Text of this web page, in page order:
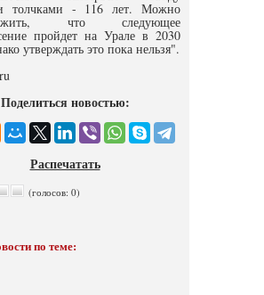
толчками - 116 лет. Можно
что следующее
пройдет на Урале в 2030
утверждать это пока нельзя".
Поделиться новостью:
Распечатать
(голосов: 0)
по теме: